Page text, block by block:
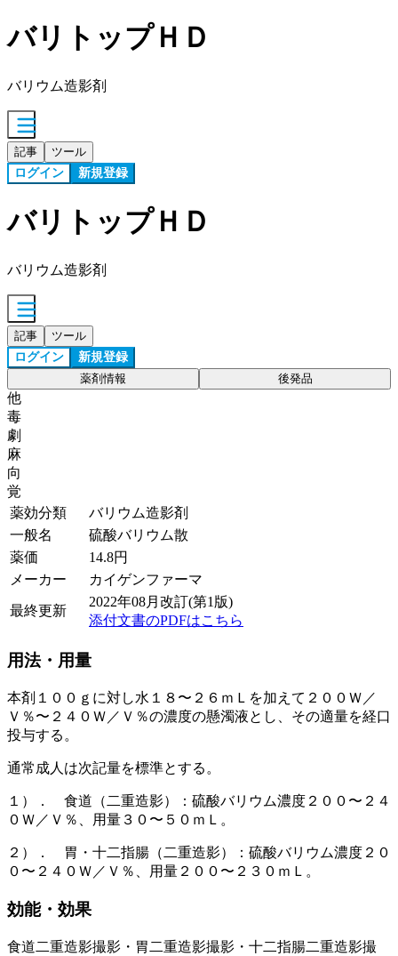
バリトップＨＤ
バリウム造影剤
記事 ツール
ログイン 新規登録
バリトップＨＤ
バリウム造影剤
記事 ツール
ログイン 新規登録
薬剤情報 後発品
他
毒
劇
麻
向
覚
薬効分類
バリウム造影剤
一般名
硫酸バリウム散
薬価
14.8円
メーカー
カイゲンファーマ
最終更新
2022年08月改訂(第1版)
添付文書のPDFはこちら
用法・用量
本剤１００ｇに対し水１８〜２６ｍＬを加えて２００Ｗ／
Ｖ％〜２４０Ｗ／Ｖ％の濃度の懸濁液とし、その適量を経口
投与する。
通常成人は次記量を標準とする。
１）． 食道（二重造影）：硫酸バリウム濃度２００〜２４
０Ｗ／Ｖ％、用量３０〜５０ｍＬ。
２）． 胃・十二指腸（二重造影）：硫酸バリウム濃度２０
０〜２４０Ｗ／Ｖ％、用量２００〜２３０ｍＬ。
効能・効果
食道二重造影撮影・胃二重造影撮影・十二指腸二重造影撮